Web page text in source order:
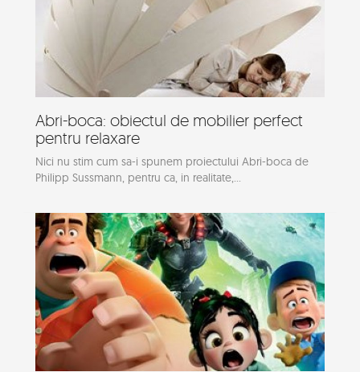
Abri-boca: obiectul de mobilier perfect
pentru relaxare
Nici nu stim cum sa-i spunem proiectului Abri-boca de
Philipp Sussmann, pentru ca, in realitate,...